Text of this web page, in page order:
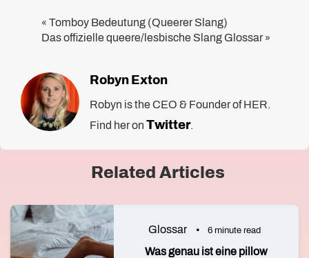
« Tomboy Bedeutung (Queerer Slang)
Das offizielle queere/lesbische Slang Glossar»
Robyn Exton
Robyn is the CEO & Founder of HER.
Find her on Twitter.
Related Articles
Glossar 6 minute read
Was genau ist eine pillow